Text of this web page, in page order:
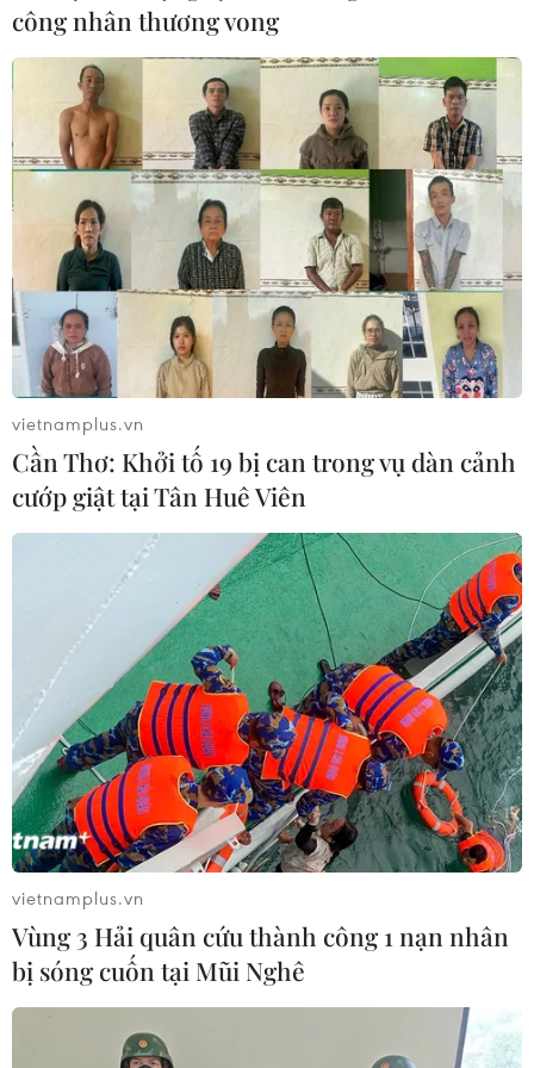
#Đại học Kinh tế Quốc dân
#Khởi kiện
#Bằng tốt nghiệp
Theo dõi VietnamPlus
TIN LIÊN QUAN
công nhân thương vong
vietnamplus.vn
Cần Thơ: Khởi tố 19 bị can trong vụ dàn cảnh
cướp giật tại Tân Huê Viên
vietnamplus.vn
Vùng 3 Hải quân cứu thành công 1 nạn nhân
bị sóng cuốn tại Mũi Nghê